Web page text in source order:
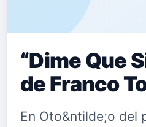
“Dime Que
de Franco
En Oto&ntilde;o del